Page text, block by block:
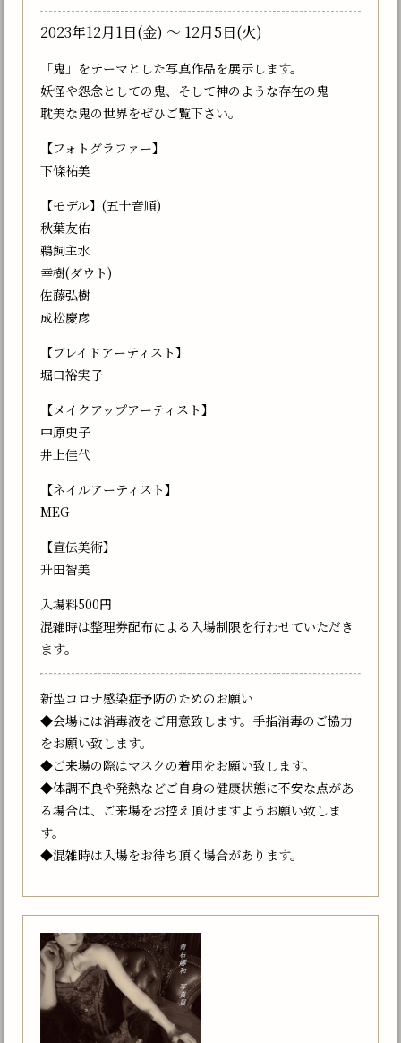
2023年12月1日(金) 〜 12月5日(火)
「鬼」をテーマとした写真作品を展示します。
妖怪や怨念としての鬼、そして神のような存在の鬼──
耽美な鬼の世界をぜひご覧下さい。
【フォトグラファー】
下條祐美
【モデル】(五十音順)
秋葉友佑
鵜飼主水
幸樹(ダウト)
佐藤弘樹
成松慶彦
【ブレイドアーティスト】
堀口裕実子
【メイクアップアーティスト】
中原史子
井上佳代
【ネイルアーティスト】
MEG
【宣伝美術】
升田智美
入場料500円
混雑時は整理券配布による入場制限を行わせていただき
ます。
新型コロナ感染症予防のためのお願い
◆会場には消毒液をご用意致します。手指消毒のご協力
をお願い致します。
◆ご来場の際はマスクの着用をお願い致します。
◆体調不良や発熱などご自身の健康状態に不安な点があ
る場合は、ご来場をお控え頂けますようお願い致しま
す。
◆混雑時は入場をお待ち頂く場合があります。